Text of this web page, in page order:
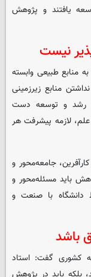
یافتند و پژوهش
نیست
منابع طبیعی وابسته
منابع زیرزمینی
رشد و توسعه دست
علم، لازمه پیشرفت هر
جامعه‌محور و
باید مسئله‌محور و
دانشگاه با صنعت و
باشد
کشوری گفت: استاد